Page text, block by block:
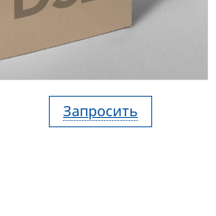
Запросить